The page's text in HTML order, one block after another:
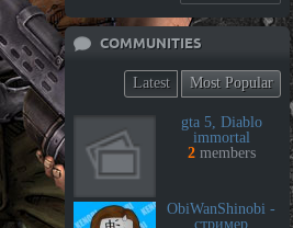
COMMUNITIES
Latest Most Popular
gta 5, Diablo
immortal
2members
ObiWanShinobi -
стример